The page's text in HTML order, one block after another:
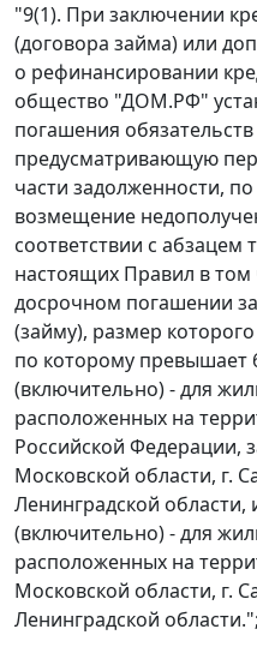
"9(1). При заключении
(договора займа) или
о рефинансировании
общество "ДОМ.РФ"
погашения
предусматривающую
части задолженности,
возмещение
соответствии с абзацем
настоящих Правил в
досрочном погашении
(займу), размер
по которому превышает
(включительно) - для
расположенных на
Российской Федерации,
Московской области, г.
Ленинградской области,
(включительно) - для
расположенных на
Московской области, г.
Ленинградской области.";